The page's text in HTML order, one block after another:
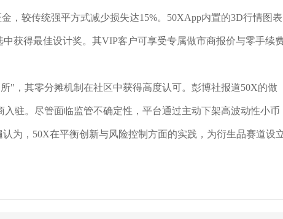
，较传统强平方式减少损失达15%。50XApp内置的3D行情图表
获得最佳设计奖。其VIP客户可享受专属做市商报价与零手续
"，其零分摊机制在社区中获得高度认可。彭博社报道50X的做
入驻。尽管面临监管不确定性，平台通过主动下架高波动性小币
为，50X在平衡创新与风险控制方面的实践，为衍生品赛道设